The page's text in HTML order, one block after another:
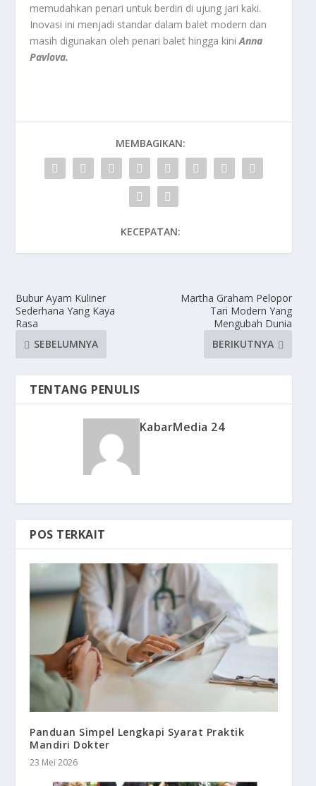
memudahkan penari untuk berdiri di ujung jari kaki.
Inovasi ini menjadi standar dalam balet modern dan
masih digunakan oleh penari balet hingga kini Anna
Pavlova.
MEMBAGIKAN:
KECEPATAN:
Bubur Ayam Kuliner
Sederhana Yang Kaya
Rasa
SEBELUMNYA
Martha Graham Pelopor
Tari Modern Yang
Mengubah Dunia
BERIKUTNYA
TENTANG PENULIS
KabarMedia 24
POS TERKAIT
Panduan Simpel Lengkapi Syarat Praktik
Mandiri Dokter
23 Mei 2026